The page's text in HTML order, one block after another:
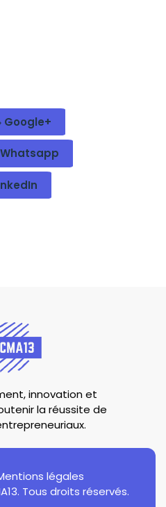
Google+
Whatsapp
innovation et
la réussite de
légales
Tous droits réservés.